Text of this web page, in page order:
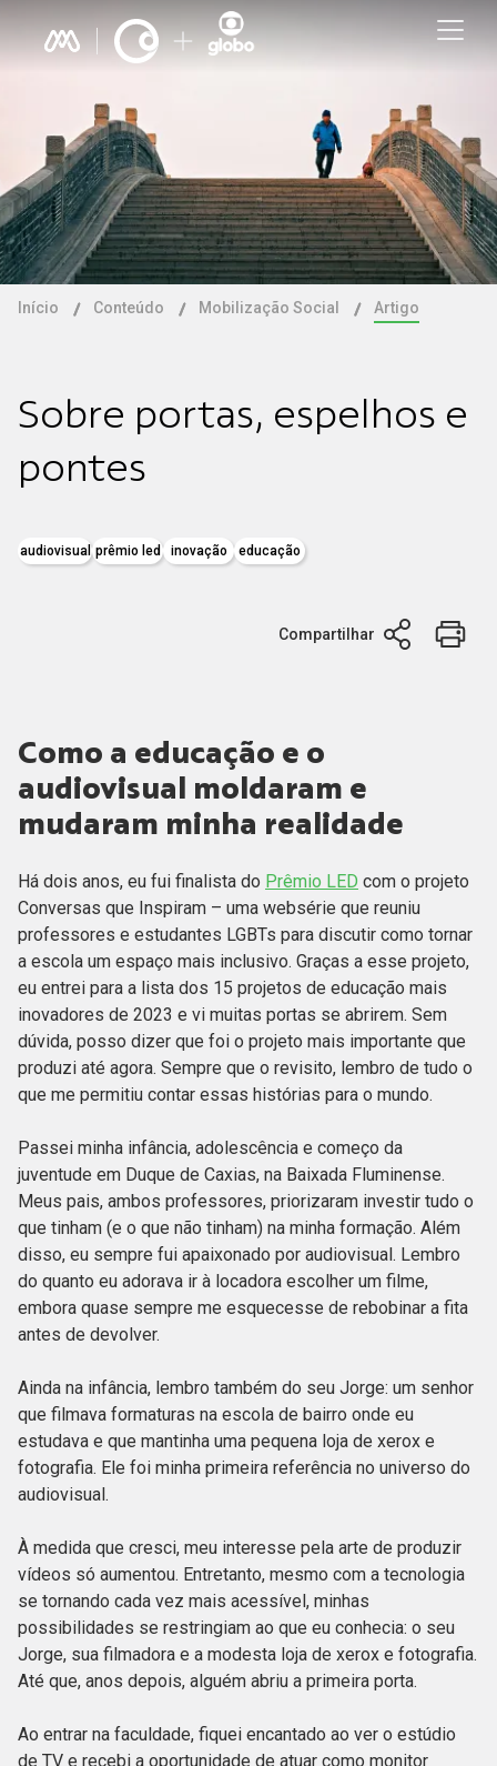
Início Conteúdo Mobilização Social Artigo
Sobre portas, espelhos e
pontes
audiovisual prêmio led inovação educação
Compartilhar
Como a educação e o
audiovisual moldaram e
mudaram minha realidade
Há dois anos, eu fui finalista do Prêmio LED com o projeto
Conversas que Inspiram – uma websérie que reuniu
professores e estudantes LGBTs para discutir como tornar
a escola um espaço mais inclusivo. Graças a esse projeto,
eu entrei para a lista dos 15 projetos de educação mais
inovadores de 2023 e vi muitas portas se abrirem. Sem
dúvida, posso dizer que foi o projeto mais importante que
produzi até agora. Sempre que o revisito, lembro de tudo o
que me permitiu contar essas histórias para o mundo.
Passei minha infância, adolescência e começo da
juventude em Duque de Caxias, na Baixada Fluminense.
Meus pais, ambos professores, priorizaram investir tudo o
que tinham (e o que não tinham) na minha formação. Além
disso, eu sempre fui apaixonado por audiovisual. Lembro
do quanto eu adorava ir à locadora escolher um filme,
embora quase sempre me esquecesse de rebobinar a fita
antes de devolver.
Ainda na infância, lembro também do seu Jorge: um senhor
que filmava formaturas na escola de bairro onde eu
estudava e que mantinha uma pequena loja de xerox e
fotografia. Ele foi minha primeira referência no universo do
audiovisual.
À medida que cresci, meu interesse pela arte de produzir
vídeos só aumentou. Entretanto, mesmo com a tecnologia
se tornando cada vez mais acessível, minhas
possibilidades se restringiam ao que eu conhecia: o seu
Jorge, sua filmadora e a modesta loja de xerox e fotografia.
Até que, anos depois, alguém abriu a primeira porta.
Ao entrar na faculdade, fiquei encantado ao ver o estúdio
de TV e recebi a oportunidade de atuar como monitor